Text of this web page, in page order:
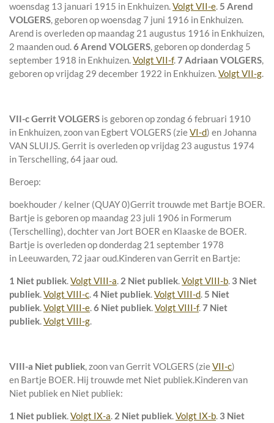
woensdag 13 januari 1915 in Enkhuizen.Volgt VII-e.5 Arend
VOLGERS, geboren op woensdag 7 juni 1916 in Enkhuizen.
Arend is overleden op maandag 21 augustus 1916 in Enkhuizen,
2 maanden oud.6 Arend VOLGERS, geboren op donderdag 5
september 1918 in Enkhuizen.Volgt VII-f.7 Adriaan VOLGERS,
geboren op vrijdag 29 december 1922 in Enkhuizen.Volgt VII-g.
VII-cGerrit VOLGERS is geboren op zondag 6 februari 1910
in Enkhuizen, zoon van Egbert VOLGERS (zieVI-d) en Johanna
VAN SLUIJS. Gerrit is overleden op vrijdag 23 augustus 1974
inTerschelling, 64 jaar oud.
Beroep:
boekhouder / kelner (QUAY 0)Gerrit trouwde met Bartje BOER.
Bartje is geboren op maandag 23 juli 1906 in Formerum
(Terschelling), dochter van Jort BOER en Klaaske de BOER.
Bartje is overleden op donderdag 21 september 1978
in Leeuwarden, 72 jaar oud.Kinderen van Gerrit en Bartje:
1 Niet publiek.Volgt VIII-a. 2 Niet publiek.Volgt VIII-b. 3 Niet
publiek.Volgt VIII-c.4 Niet publiek.Volgt VIII-d.5 Niet
publiek.Volgt VIII-e.6 Niet publiek.Volgt VIII-f.7 Niet
publiek.Volgt VIII-g.
VIII-a Niet publiek, zoon vanGerrit VOLGERS (zieVII-c)
en Bartje BOER. Hij trouwde met Niet publiek.Kinderen van
Niet publiek en Niet publiek:
1 Niet publiek.Volgt IX-a. 2 Niet publiek.Volgt IX-b. 3 Niet